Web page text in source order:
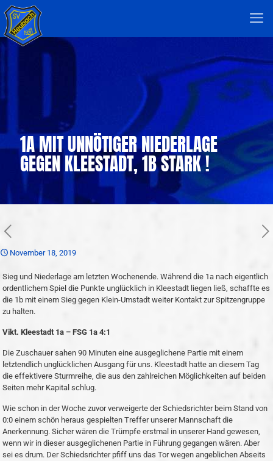
1A MIT UNNÖTIGER NIEDERLAGE
GEGEN KLEESTADT, 1B STARK !
November 18, 2019
Sieg und Niederlage am letzten Wochenende. Während die 1a nach eigentlich
ordentlichem Spiel die Punkte unglücklich in Kleestadt liegen ließ, schaffte es
die 1b mit einem Sieg gegen Klein-Umstadt weiter Kontakt zur Spitzengruppe
zu halten.
Vikt. Kleestadt 1a – FSG 1a 4:1
Die Zuschauer sahen 90 Minuten eine ausgeglichene Partie mit einem
letztendlich unglücklichen Ausgang für uns. Kleestadt hatte an diesem Tag
die effektivere Sturmreihe, die aus den zahlreichen Möglichkeiten auf beiden
Seiten mehr Kapital schlug.
Wie schon in der Woche zuvor verweigerte der Schiedsrichter beim Stand von
0:0 einem schön heraus gespielten Treffer unserer Mannschaft die
Anerkennung. Sicher wären die Trümpfe erstmal in unserer Hand gewesen,
wenn wir in dieser ausgeglichenen Partie in Führung gegangen wären. Aber
sei es drum. Der Schiedsrichter pfiff uns das Tor wegen angeblichen Abseits